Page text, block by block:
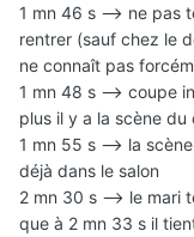
1 mn 46 s —> ne pas
rentrer (sauf chez le
ne connaît pas
1 mn 48 s —> coupe
plus il y a la scène du
1 mn 55 s —> la
déjà dans le salon
2 mn 30 s —> le mari
que à 2 mn 33 s il